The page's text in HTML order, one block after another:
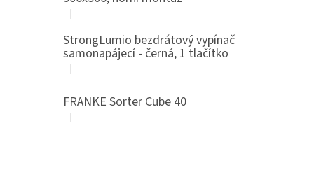
Hodnocení produktu je 5 z 5 hvězdiček.
|
StrongLumio bezdrátový vypínač
samonapájecí - černá, 1 tlačítko
Hodnocení produktu je 4 z 5 hvězdiček.
|
FRANKE Sorter Cube 40
Hodnocení produktu je 3 z 5 hvězdiček.
|